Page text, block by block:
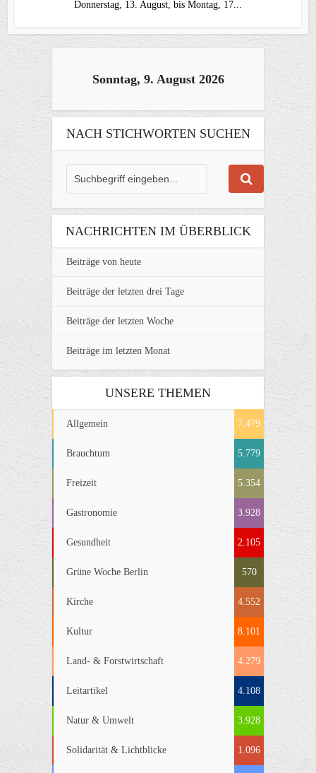
Donnerstag, 13. August, bis Montag, 17...
Sonntag, 9. August 2026
NACH STICHWORTEN SUCHEN
NACHRICHTEN IM ÜBERBLICK
Beiträge von heute
Beiträge der letzten drei Tage
Beiträge der letzten Woche
Beiträge im letzten Monat
UNSERE THEMEN
Allgemein 7.479
Brauchtum 5.779
Freizeit 5.354
Gastronomie 3.928
Gesundheit 2.105
Grüne Woche Berlin 570
Kirche 4.552
Kultur 8.101
Land- & Forstwirtschaft 4.279
Leitartikel 4.108
Natur & Umwelt 3.928
Solidarität & Lichtblicke 1.096